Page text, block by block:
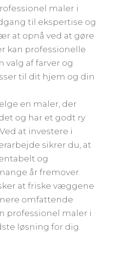
maler i
til ekspertise og
at opnå ved at gøre
kan professionelle
valg af farver og
til dit hjem og din
en maler, der
og har et godt ry
at investere i
sikrer du, at
og
år fremover.
at friske væggene
omfattende
professionel maler i
løsning for dig.